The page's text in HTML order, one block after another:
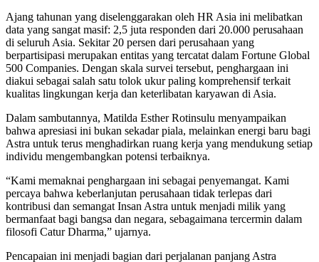
Ajang tahunan yang diselenggarakan oleh HR Asia ini melibatkan
data yang sangat masif: 2,5 juta responden dari 20.000 perusahaan
di seluruh Asia. Sekitar 20 persen dari perusahaan yang
berpartisipasi merupakan entitas yang tercatat dalam Fortune Global
500 Companies. Dengan skala survei tersebut, penghargaan ini
diakui sebagai salah satu tolok ukur paling komprehensif terkait
kualitas lingkungan kerja dan keterlibatan karyawan di Asia.
Dalam sambutannya, Matilda Esther Rotinsulu menyampaikan
bahwa apresiasi ini bukan sekadar piala, melainkan energi baru bagi
Astra untuk terus menghadirkan ruang kerja yang mendukung setiap
individu mengembangkan potensi terbaiknya.
“Kami memaknai penghargaan ini sebagai penyemangat. Kami
percaya bahwa keberlanjutan perusahaan tidak terlepas dari
kontribusi dan semangat Insan Astra untuk menjadi milik yang
bermanfaat bagi bangsa dan negara, sebagaimana tercermin dalam
filosofi Catur Dharma,” ujarnya.
Pencapaian ini menjadi bagian dari perjalanan panjang Astra